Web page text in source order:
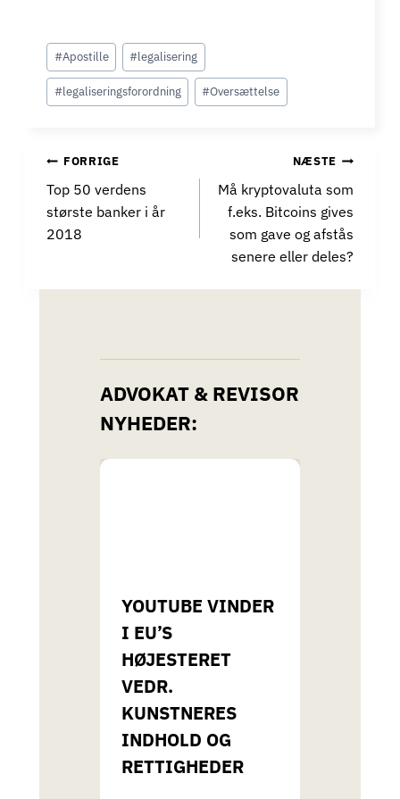
Indlæg-
tags:
#Apostille #legalisering
#legaliseringsforordning #Oversættelse
INDLÆGSNAVIGATION
FORRIGE
Top 50 verdens
største banker i år
2018
NÆSTE
Må kryptovaluta som
f.eks. Bitcoins gives
som gave og afstås
senere eller deles?
ADVOKAT & REVISOR
NYHEDER:
YOUTUBE VINDER
I EU’S
HØJESTERET
VEDR.
KUNSTNERES
INDHOLD OG
RETTIGHEDER